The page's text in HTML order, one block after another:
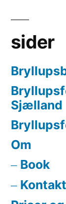
sider
Sjælland
Om
Book
Kontakt